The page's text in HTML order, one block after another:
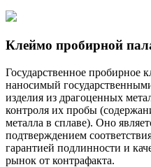
Клеймо пробирной
Государственное пробирное
наносимый
изделия из драгоценных
контроля их пробы
металла в сплаве). Оно
подтверждением
гарантией подлинности и
рынок от контрафакта.